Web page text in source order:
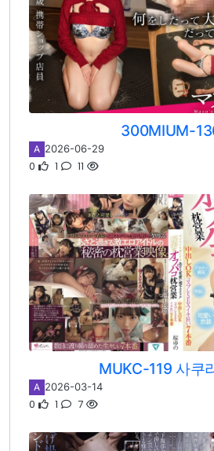
300MIUM-
A 2026-06-29
0 1 11
MUKC-119 사쿠
A 2026-03-14
0 1 7